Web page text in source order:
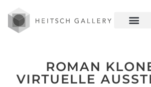
ROMAN
VIRTUELLE